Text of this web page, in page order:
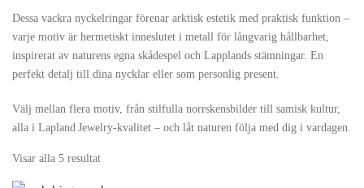
Dessa vackra nyckelringar förenar arktisk estetik med praktisk funktion –
varje motiv är hermetiskt inneslutet i metall för långvarig hållbarhet,
inspirerat av naturens egna skådespel och Lapplands stämningar. En
perfekt detalj till dina nycklar eller som personlig present.
Välj mellan flera motiv, från stilfulla norrskensbilder till samisk kultur,
alla i Lapland Jewelry‑kvalitet – och låt naturen följa med dig i vardagen.
Visar alla 5 resultatSortera